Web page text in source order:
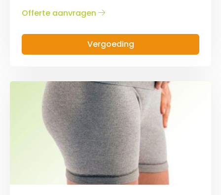
Offerte aanvragen over
Vergoeding